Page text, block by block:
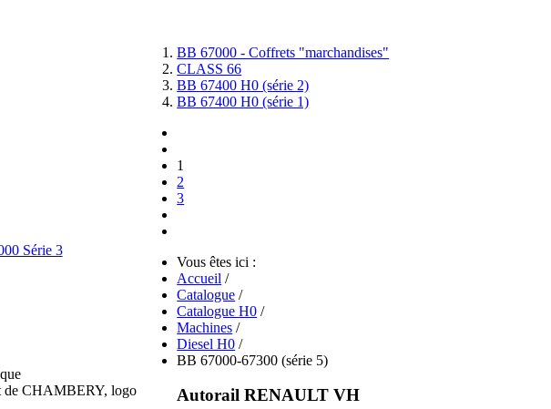
Série 3
de CHAMBERY, logo
BB 67000 - Coffrets "marchandises"
CLASS 66
BB 67400 H0 (série 2)
BB 67400 H0 (série 1)
1
2
3
Vous êtes ici :
Accueil /
Catalogue /
Catalogue H0 /
Machines /
Diesel H0 /
BB 67000-67300 (série 5)
Autorail RENAULT VH